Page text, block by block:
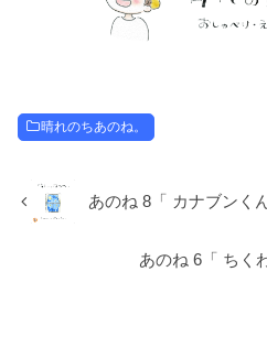
晴れのちあのね。
あのね 8「 カナブンく
あのね 6「 ちく